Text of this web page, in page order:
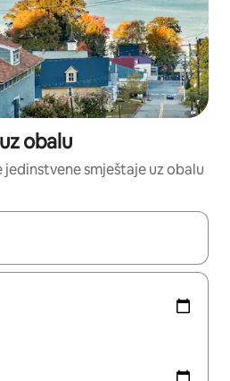
obalu
smještaje uz obalu
moći ćete ih pregledati